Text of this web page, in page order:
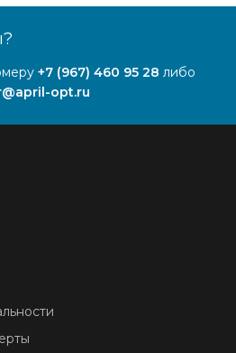
+7 (967) 460 95 28 либо
opt.ru